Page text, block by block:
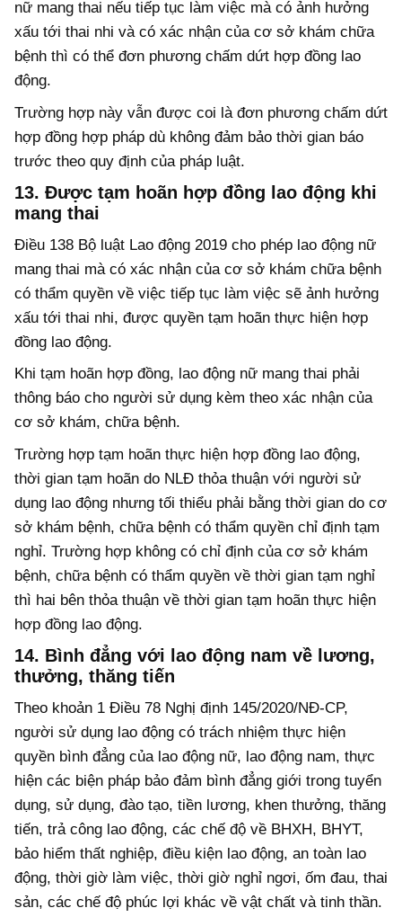
nữ mang thai nếu tiếp tục làm việc mà có ảnh hưởng
xấu tới thai nhi và có xác nhận của cơ sở khám chữa
bệnh thì có thể đơn phương chấm dứt hợp đồng lao
động.
Trường hợp này vẫn được coi là đơn phương chấm dứt
hợp đồng hợp pháp dù không đảm bảo thời gian báo
trước theo quy định của pháp luật.
13. Được tạm hoãn hợp đồng lao động khi
mang thai
Điều 138 Bộ luật Lao động 2019 cho phép lao động nữ
mang thai mà có xác nhận của cơ sở khám chữa bệnh
có thẩm quyền về việc tiếp tục làm việc sẽ ảnh hưởng
xấu tới thai nhi, được quyền tạm hoãn thực hiện hợp
đồng lao động.
Khi tạm hoãn hợp đồng, lao động nữ mang thai phải
thông báo cho người sử dụng kèm theo xác nhận của
cơ sở khám, chữa bệnh.
Trường hợp tạm hoãn thực hiện hợp đồng lao động,
thời gian tạm hoãn do NLĐ thỏa thuận với người sử
dụng lao động nhưng tối thiểu phải bằng thời gian do cơ
sở khám bệnh, chữa bệnh có thẩm quyền chỉ định tạm
nghỉ. Trường hợp không có chỉ định của cơ sở khám
bệnh, chữa bệnh có thẩm quyền về thời gian tạm nghỉ
thì hai bên thỏa thuận về thời gian tạm hoãn thực hiện
hợp đồng lao động.
14. Bình đẳng với lao động nam về lương,
thưởng, thăng tiến
Theo khoản 1 Điều 78 Nghị định 145/2020/NĐ-CP,
người sử dụng lao động có trách nhiệm thực hiện
quyền bình đẳng của lao động nữ, lao động nam, thực
hiện các biện pháp bảo đảm bình đẳng giới trong tuyển
dụng, sử dụng, đào tạo, tiền lương, khen thưởng, thăng
tiến, trả công lao động, các chế độ về BHXH, BHYT,
bảo hiểm thất nghiệp, điều kiện lao động, an toàn lao
động, thời giờ làm việc, thời giờ nghỉ ngơi, ốm đau, thai
sản, các chế độ phúc lợi khác về vật chất và tinh thần.